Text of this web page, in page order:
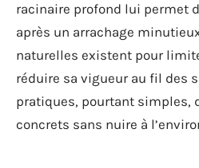
racinaire profond lui permet
après un arrachage
naturelles existent pour
réduire sa vigueur au fil des
pratiques, pourtant simples,
concrets sans nuire à